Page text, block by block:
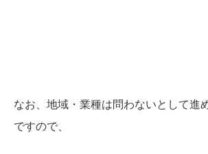
なお、地域・業種は問わないとして進
ですので、